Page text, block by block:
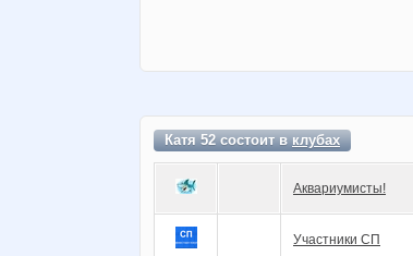
Катя 52 состоит вклубах
Аквариумисты!
Участники СП